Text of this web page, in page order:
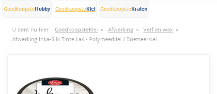
GoedkoopsteHobby GoedkoopsteKlei GoedkoopsteKralen
U bent nu hier: GoedkoopsteKlei » Afwerking » Verf en wax »
Afwerking Inka-Silk Tinte Lak - Polymeerklei / Boetseerklei